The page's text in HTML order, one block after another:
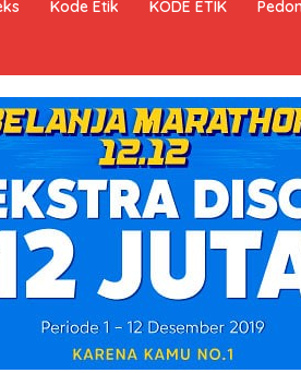
Kode Etik KODE ETIK